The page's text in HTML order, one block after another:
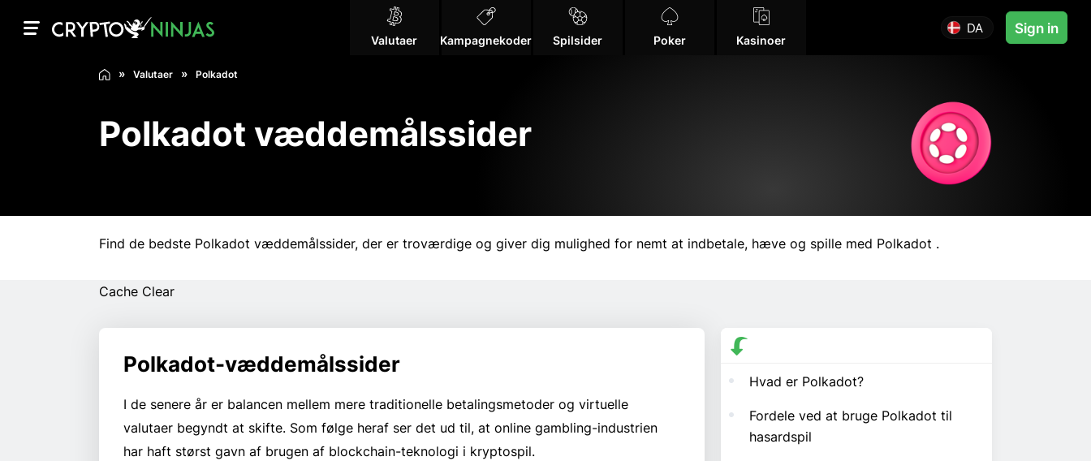
Valutaer Kampagnekoder Spilsider Poker Kasinoer
DA Sign in
Valutaer Polkadot
Polkadot væddemålssider
Find de bedste Polkadot væddemålssider, der er troværdige og giver dig mulighed for nemt at indbetale, hæve og spille med Polkadot .
Cache Clear
Polkadot-væddemålssider
I de senere år er balancen mellem mere traditionelle betalingsmetoder og virtuelle
valutaer begyndt at skifte. Som følge heraf ser det ud til, at online gambling-industrien
har haft størst gavn af brugen af blockchain-teknologi i kryptospil.
Hvad er Polkadot?
Fordele ved at bruge Polkadot til
hasardspil